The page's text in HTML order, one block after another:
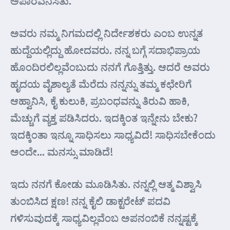
ಅವರು ನಮ್ಮ ನಿಗಮದಲ್ಲಿ ನಿರ್ದೇಶಕರು ಎಂಬ ಉನ್ನತ
ಹುದ್ದೆಯಲ್ಲಿದ್ದು ಹೋದವರು. ನನ್ನ ಬಗ್ಗೆ ಸದಾಭಿಪ್ರಾಯ
ಹೊಂದಿರಲಿಲ್ಲವೆಂಬುದು ನನಗೆ ಗೊತ್ತಿತ್ತು. ಆದರೆ ಅವರು
ಹೃದಯ ವೈಶಾಲ್ಯತೆ ಮೆರೆದು ನನ್ನನ್ನು ತಮ್ಮ ಕಛೇರಿಗೆ
ಆಹ್ವಾನಿಸಿ, ಕೈ ಕುಲುಕಿ, ಪ್ರಬಂಧವನ್ನು ತಿರುವಿ ಹಾಕಿ,
ಮೆಚ್ಚುಗೆ ವ್ಯಕ್ತ ಪಡಿಸಿದರು. ಇದಕ್ಕಿಂತ ಇನ್ನೇನು ಬೇಕು?
ಇದಕ್ಕಿಂತಾ ಇನ್ನೂ ಸಾಧಿಸಲು ಸಾಧ್ಯವಿದೆ! ಸಾಧಿಸಬೇಕೆಂದು
ಅಂದೇ… ಮನಸ್ಸು ಮಾಡಿದೆ!
ಇದು ನನಗೆ ಕೋಡು ಮೂಡಿಸಿತು. ನನ್ನಲ್ಲಿ ಆತ್ಮ ವಿಶ್ವಾಸಿ
ತುಂಬಿಸಿದ ಕ್ಷಣ! ನನ್ನ ಕೈಲಿ ಡಾಕ್ಟರೇಟ್ ಪದವಿ
ಗಳಿಸುವುದಕ್ಕೆ ಸಾಧ್ಯವಿಲ್ಲವೆಂಬ ಅಪನಂಬಿಕೆ ನನ್ನಷ್ಟಕ್ಕೆ